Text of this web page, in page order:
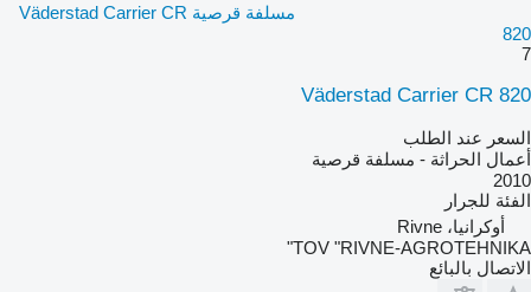
مسلفة قرصية Väderstad Carrier CR
820
7
Väderstad Carrier CR 820
السعر عند الطلب
أعمال الحراثة - مسلفة قرصية
2010
الفئة للجرار
أوكرانيا، Rivne
TOV "RIVNE-AGROTEHNIKA"
الاتصال بالبائع